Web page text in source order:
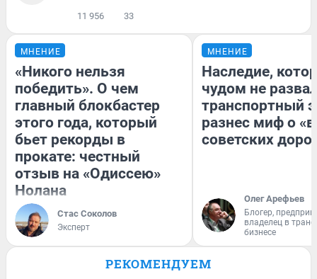
11 956 33
МНЕНИЕ
«Никого нельзя
победить». О чем
главный блокбастер
этого года, который
бьет рекорды в
прокате: честный
отзыв на «Одиссею»
Нолана
Стас Соколов
Эксперт
МНЕНИЕ
Наследие,
чудом не
транспортный
разнес миф о
советских
Олег Арефьев
Блогер,
владелец в
бизнесе
РЕКОМЕНДУЕМ